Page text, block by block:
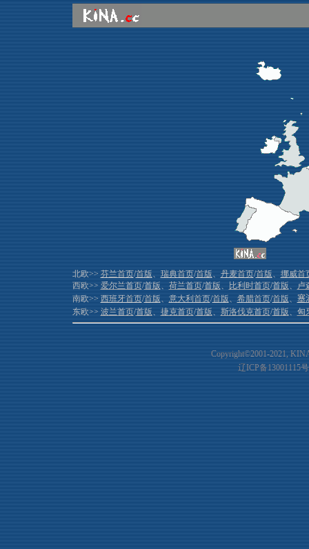
北欧>>芬兰首页/首版、瑞典首页/首版、丹麦首页/首版、挪威首
西欧>>爱尔兰首页/首版、荷兰首页/首版、比利时首页/首版、卢
南欧>>西班牙首页/首版、意大利首页/首版、希腊首页/首版、塞
东欧>>波兰首页/首版、捷克首页/首版、斯洛伐克首页/首版、匈
Copyright©2001-2021,
辽ICP备13001115